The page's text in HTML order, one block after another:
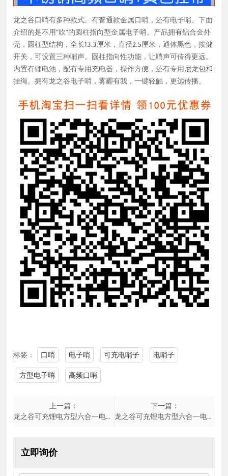
龙之谷口哨有多种款式。有普通款金属口哨，还有电子哨。下面
介绍的是不用“吹”的圆柱指向型金属电子哨。产品拥有铝合金外
壳，圆柱型结构，全长13.3厘米，直径2.5厘米，通体黑色，按健
开关，可设置三种哨声。圆柱指向性功能，让哨声可传得更远。
内置有锂电池，配有专用充电器，操作方便，还有专用尼龙包和
挂绳。拥有龙之谷电子哨，雾霾有我，一键轻触，更远传播。
标签： 口哨 电子哨 可充电哨子 电哨子
方型电子哨 高频口哨
上一篇：
龙之谷可充锂电方型六合一电子哨(物业管理)
下一篇：
龙之谷可充锂电方型六合一电子哨(空白)
立即询价